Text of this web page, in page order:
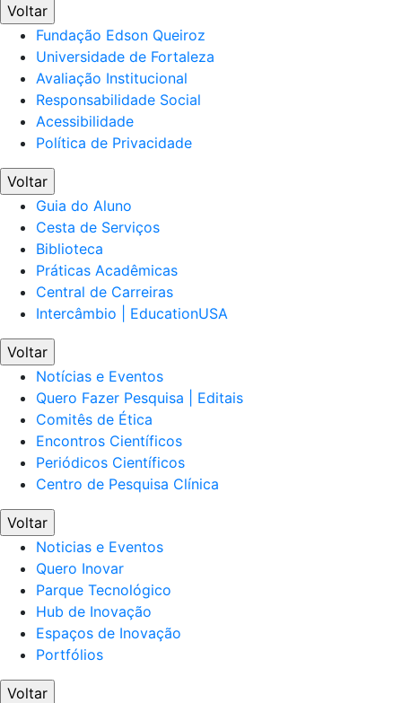
Voltar
Fundação Edson Queiroz
Universidade de Fortaleza
Avaliação Institucional
Responsabilidade Social
Acessibilidade
Política de Privacidade
Voltar
Guia do Aluno
Cesta de Serviços
Biblioteca
Práticas Acadêmicas
Central de Carreiras
Intercâmbio | EducationUSA
Voltar
Notícias e Eventos
Quero Fazer Pesquisa | Editais
Comitês de Ética
Encontros Científicos
Periódicos Científicos
Centro de Pesquisa Clínica
Voltar
Noticias e Eventos
Quero Inovar
Parque Tecnológico
Hub de Inovação
Espaços de Inovação
Portfólios
Voltar